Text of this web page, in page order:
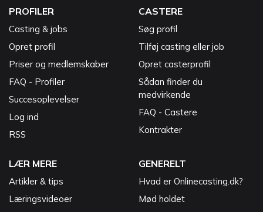
PROFILER
Casting & jobs
Opret profil
Priser og medlemskaber
FAQ - Profiler
Succesoplevelser
Log ind
RSS
CASTERE
Søg profil
Tilføj casting eller job
Opret casterprofil
Sådan finder du
medvirkende
FAQ - Castere
Kontrakter
LÆR MERE
Artikler & tips
Læringsvideoer
GENERELT
Hvad er Onlinecasting.dk?
Mød holdet